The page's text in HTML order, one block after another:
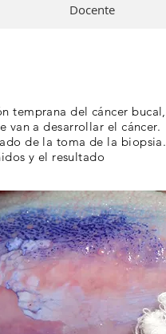
Docente
temprana del cáncer bucal,
van a desarrollar el cáncer.
de la toma de la biopsia.
y el resultado